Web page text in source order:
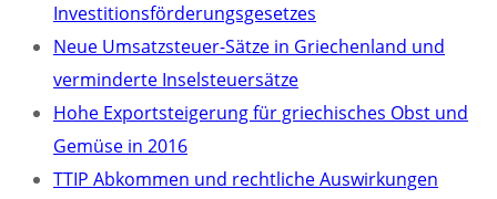
Investitionsförderungsgesetzes
Neue Umsatzsteuer-Sätze in Griechenland und
verminderte Inselsteuersätze
Hohe Exportsteigerung für griechisches Obst und
Gemüse in 2016
TTIP Abkommen und rechtliche Auswirkungen